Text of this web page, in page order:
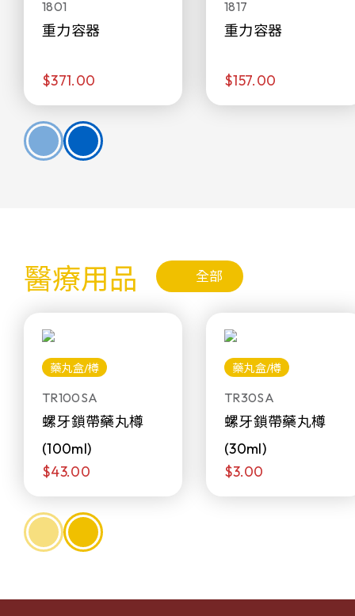
1801
重力容器
$371.00
1817
重力容器
$157.00
醫療用品 全部
藥丸盒/樽
TR100SA
螺牙鎖帶藥丸樽
(100ml)
$43.00
藥丸盒/樽
TR30SA
螺牙鎖帶藥丸樽
(30ml)
$3.00